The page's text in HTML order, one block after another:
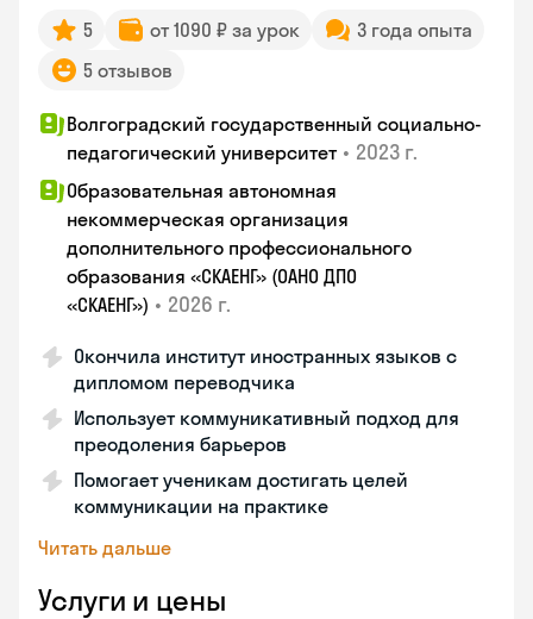
5 от 1090 ₽ за урок
3 года опыта
5 отзывов
Волгоградский государственный социально-
педагогический университет • 2023 г.
Образовательная автономная
некоммерческая организация
дополнительного профессионального
образования «СКАЕНГ» (ОАНО ДПО
«СКАЕНГ») • 2026 г.
Окончила институт иностранных языков с
дипломом переводчика
Использует коммуникативный подход для
преодоления барьеров
Помогает ученикам достигать целей
коммуникации на практике
Читать дальше
Услуги и цены